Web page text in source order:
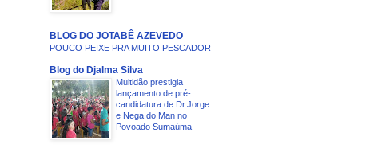
BLOG DO JOTABÊ AZEVEDO
POUCO PEIXE PRA MUITO PESCADOR
Blog do Djalma Silva
Multidão prestigia
lançamento de pré-
candidatura de Dr.Jorge
e Nega do Man no
Povoado Sumaúma